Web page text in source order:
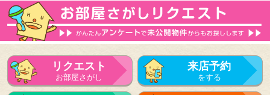
リクエスト
お部屋さがし
来店予約
をする